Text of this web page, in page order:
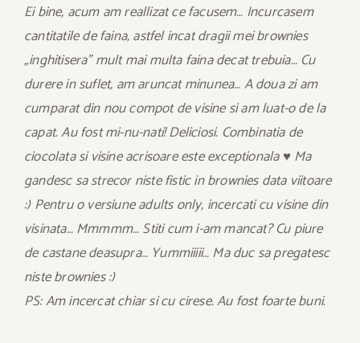
Ei bine, acum am reallizat ce facusem… Incurcasem
cantitatile de faina, astfel incat dragii mei brownies
„inghitisera” mult mai multa faina decat trebuia… Cu
durere in suflet, am aruncat minunea… A doua zi am
cumparat din nou compot de visine si am luat-o de la
capat. Au fost mi-nu-nati! Deliciosi. Combinatia de
ciocolata si visine acrisoare este exceptionala ♥ Ma
gandesc sa strecor niste fistic in brownies data viitoare
:) Pentru o versiune adults only, incercati cu visine din
visinata… Mmmmm… Stiti cum i-am mancat? Cu piure
de castane deasupra… Yummiiiii… Ma duc sa pregatesc
niste brownies :)
PS: Am incercat chiar si cu cirese. Au fost foarte buni.